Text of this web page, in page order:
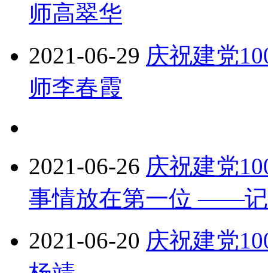
师高翠华
2021-06-29 庆祝建党
师李春霞
2021-06-26 庆祝建党
事情放在第一位 ——
2021-06-20 庆祝建党